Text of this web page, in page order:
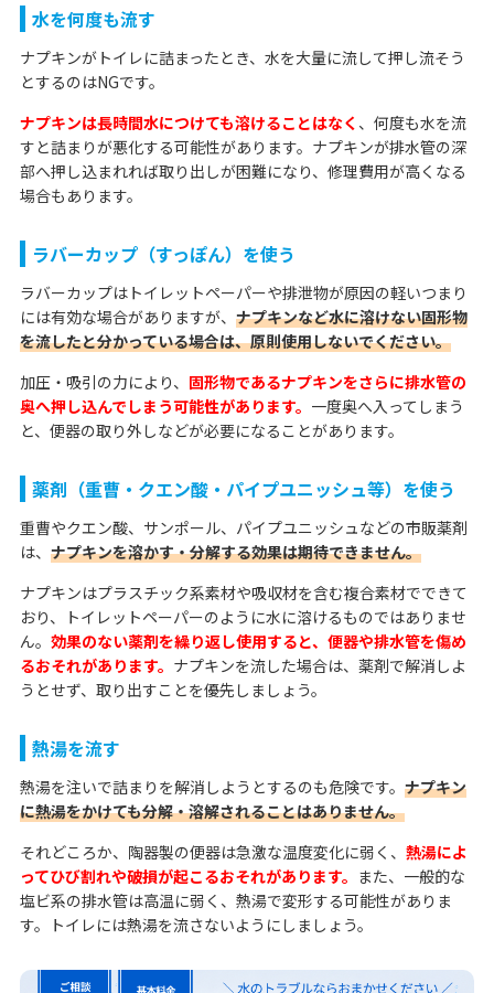
水を何度も流す
ナプキンがトイレに詰まったとき、水を大量に流して押し流そう
とするのはNGです。
ナプキンは長時間水につけても溶けることはなく 、何度も水を流
すと詰まりが悪化する可能性があります。ナプキンが排水管の深
部へ押し込まれれば取り出しが困難になり、修理費用が高くなる
場合もあります。
ラバーカップ（すっぽん）を使う
ラバーカップはトイレットペーパーや排泄物が原因の軽いつまり
には有効な場合がありますが、 ナプキンなど水に溶けない固形物
を流したと分かっている場合は、原則使用しないでください。
加圧・吸引の力により、 固形物であるナプキンをさらに排水管の
奥へ押し込んでしまう可能性があります。 一度奥へ入ってしまう
と、便器の取り外しなどが必要になることがあります。
薬剤（重曹・クエン酸・パイプユニッシュ等）を使う
重曹やクエン酸、サンポール、パイプユニッシュなどの市販薬剤
は、 ナプキンを溶かす・分解する効果は期待できません。
ナプキンはプラスチック系素材や吸収材を含む複合素材でできて
おり、トイレットペーパーのように水に溶けるものではありませ
ん。 効果のない薬剤を繰り返し使用すると、便器や排水管を傷め
るおそれがあります。 ナプキンを流した場合は、薬剤で解消しよ
うとせず、取り出すことを優先しましょう。
熱湯を流す
熱湯を注いで詰まりを解消しようとするのも危険です。 ナプキン
に熱湯をかけても分解・溶解されることはありません。
それどころか、陶器製の便器は急激な温度変化に弱く、 熱湯によ
ってひび割れや破損が起こるおそれがあります。 また、一般的な
塩ビ系の排水管は高温に弱く、熱湯で変形する可能性がありま
す。トイレには熱湯を流さないようにしましょう。